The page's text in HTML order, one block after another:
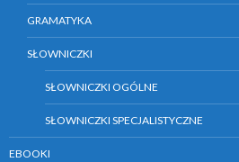
GRAMATYKA
SŁOWNICZKI
SŁOWNICZKI OGÓLNE
SŁOWNICZKI SPECJALISTYCZNE
EBOOKI